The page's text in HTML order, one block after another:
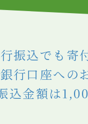
振込でも寄
行口座への
込金額は